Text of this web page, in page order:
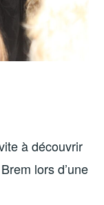
à découvrir
lors d’une